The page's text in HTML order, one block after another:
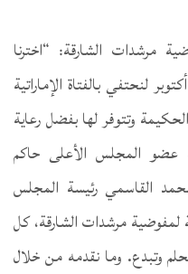
مرشدات الشارقة: “اخترنا
الاحتفاء بيوم الفتاة العالمي في 11 أكتوبر لنحتفي بالفتاة الإماراتية
وتتوفر لها بفضل رعاية
عضو المجلس الأعلى حاكم
القاسمي رئيسة المجلس
لمفوضية مرشدات الشارقة، كل
وتبدع. وما نقدمه من خلال